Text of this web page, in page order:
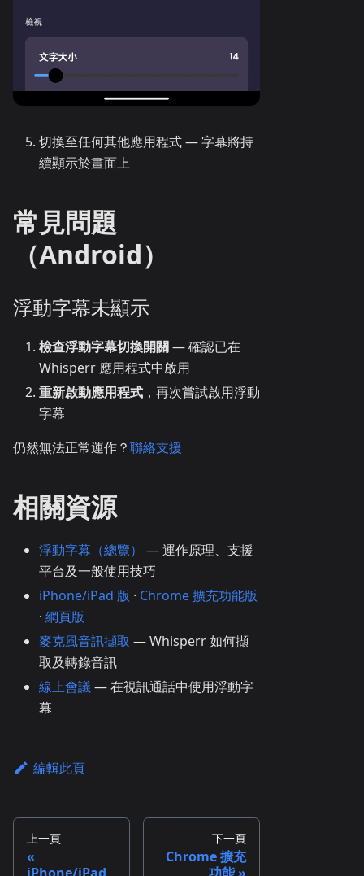
切換至任何其他應用程式 — 字幕將持
續顯示於畫面上
常見問題
（Android）
浮動字幕未顯示
檢查浮動字幕切換開關— 確認已在
Whisperr 應用程式中啟用
重新啟動應用程式 ，再次嘗試啟用浮動
字幕
仍然無法正常運作？聯絡支援
相關資源
浮動字幕（總覽）
— 運作原理、支援
平台及一般使用技巧
iPhone/iPad 版 · Chrome 擴充功能版
· 網頁版
麥克風音訊擷取 — Whisperr 如何擷
取及轉錄音訊
線上會議— 在視訊通話中使用浮動字
幕
編輯此頁
上一頁 下一頁
Chrome 擴充